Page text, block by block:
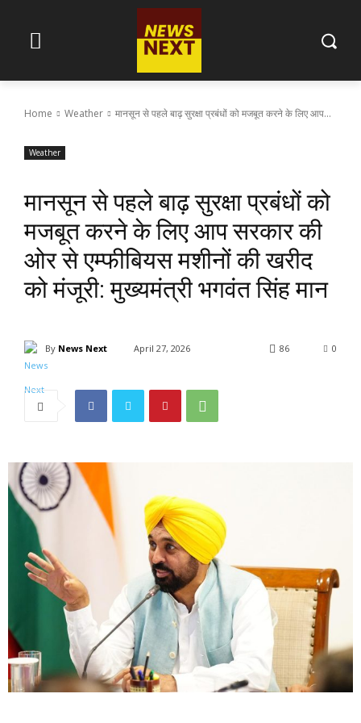
Home Weather मानसून से पहले बाढ़ सुरक्षा प्रबंधों को मजबूत करने के लिए आप...
Weather
मानसून से पहले बाढ़ सुरक्षा प्रबंधों को
मजबूत करने के लिए आप सरकार की
ओर से एम्फीबियस मशीनों की खरीद
को मंजूरी: मुख्यमंत्री भगवंत सिंह मान
By News Next April 27, 2026 0
86